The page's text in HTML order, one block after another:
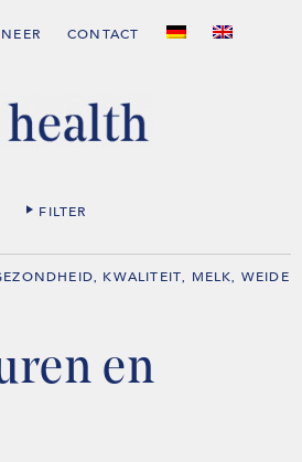
CONTACT
FILTER
KWALITEIT MELK WEIDE
en